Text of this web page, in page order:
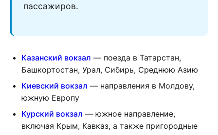
пассажиров.
Казанский вокзал — поезда в Татарстан,
Башкортостан, Урал, Сибирь, Среднюю Азию
Киевский вокзал — направления в Молдову,
южную Европу
Курский вокзал — южное направление,
включая Крым, Кавказ, а также пригородные